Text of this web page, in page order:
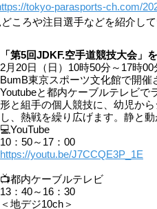
tokyo-parasports-ch.com/
どころや注目選手などを紹介し
「第5回JDKF.空手道競技大会」
2月20日（日）10時50分～17時00
BumB東京スポーツ文化館で開
Youtubeと都内ケーブルテレビで
形と組手の個人競技に、幼児か
し、熱戦を繰り広げます。静と
💻YouTube
10：50～17：00
https://youtu.be/J7CCQE3P_1E
📺都内ケーブルテレビ
13：40～16：30
＜地デジ10ch＞